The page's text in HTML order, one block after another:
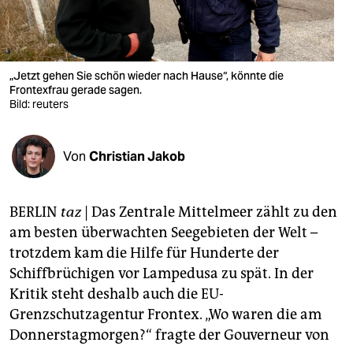
wahrheit
verlag
verlag
shop
fragen & hilfe
unterstützen
abo
genossenschaft
epaper login
„Jetzt gehen Sie schön wieder nach Hause“, könnte die
Frontexfrau gerade sagen.
Bild: reuters
Von Christian Jakob
BERLIN taz| Das Zentrale Mittelmeer zählt zu den
am besten überwachten Seegebieten der Welt –
trotzdem kam die Hilfe für Hunderte der
Schiffbrüchigen vor Lampedusa zu spät. In der
Kritik steht deshalb auch die EU-
Grenzschutzagentur Frontex. „Wo waren die am
Donnerstagmorgen?“ fragte der Gouverneur von